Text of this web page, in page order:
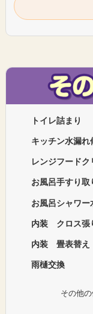
トイレ詰まり
キッチン水漏れ
レンジフードク
お風呂手すり取
お風呂シャワー
内装 クロス張
内装 畳表替え
雨樋交換
その他